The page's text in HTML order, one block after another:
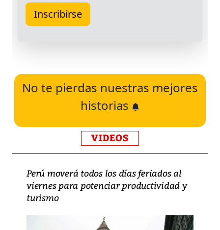
No te pierdas nuestras mejores
historias
VIDEOS
Perú moverá todos los días feriados al
viernes para potenciar productividad y
turismo